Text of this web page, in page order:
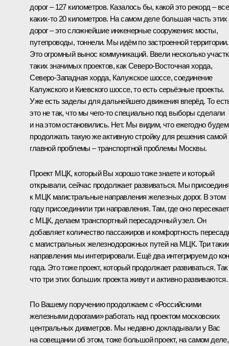
дорог – 127 километров. Казалось бы, какой это рекорд –
каких-то 20 километров. На самом деле большая часть этих
дорог – это сложнейшие инженерные сооружения: мосты,
путепроводы, тоннели. Мы идём по застроенной территории.
Это огромный вынос коммуникаций. Ввели несколько
таких значимых проектов, как Северо-Восточная хорда,
Северо-Западная хорда, Калужское шоссе, соединение
Калужского и Киевского шоссе, то есть серьёзные проекты.
Уже есть заделы для дальнейшего движения вперёд. То
это не так, что мы чего-то специально под выборы сделали
и на этом остановились. Нет. Мы видим, что ежегодно будем
продолжать такую же активную стройку для решения самой
главной проблемы – транспортной проблемы Москвы.
Проект МЦК, который Вы хорошо тоже знаете и который
открывали, сейчас продолжает развиваться. Мы
к МЦК магистральные направления железных дорог. В этом
году присоединили три направления. Там, где оно
с МЦК, делаем транспортный пересадочный узел. Он
добавляет количество пассажиров и комфортность
с магистральных железнодорожных путей на МЦК. Три
направления мы интегрировали. Ещё два интегрируем до
года. Это тоже проект, который продолжает развиваться. Так
что три этих больших проекта живут и активно развиваются.
По Вашему поручению продолжаем с «Российскими
железными дорогами» работать над проектом московских
центральных диаметров. Мы недавно докладывали у Вас
на совещании об этом, тоже большой проект, на самом деле,